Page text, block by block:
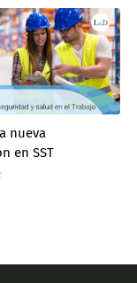
nueva
en SST